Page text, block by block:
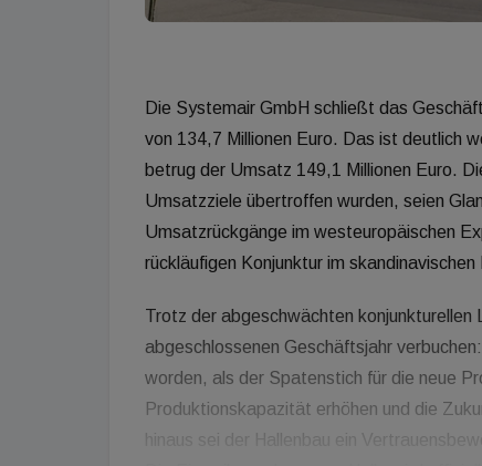
Die Systemair GmbH schließt das
von 134,7 Millionen Euro. Das ist deutlich
betrug der Umsatz 149,1 Millionen Euro.
Umsatzziele übertroffen wurden, seien
Umsatzrückgänge im westeuropäischen
rückläufigen Konjunktur im skandinavischen
Trotz der abgeschwächten
abgeschlossenen Geschäftsjahr
worden, als der Spatenstich für die neue
Produktionskapazität erhöhen und die
hinaus sei der Hallenbau ein